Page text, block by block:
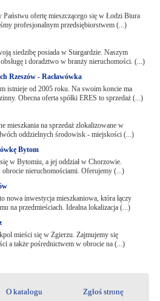
Państwu ofertę mieszczącego się w Łodzi Biura
profesjonalnym przedsiębiorstwem (...)
siedzibę posiada w Stargardzie. Naszym
i doradztwo w branży nieruchomości. (...)
Rzeszów - Racławówka
istnieje od 2005 roku. Na swoim koncie ma
Obecna oferta spółki ERES to sprzedaż (...)
mieszkania na sprzedaż zlokalizowane w
oddzielnych środowisk - miejskości (...)
Bytom
w Bytomiu, a jej oddział w Chorzowie.
nieruchomościami. Oferujemy (...)
nowa inwestycja mieszkaniowa, która łączy
na przedmieściach. Idealna lokalizacja (...)
mieści się w Zgierzu. Zajmujemy się
a także pośrednictwem w obrocie na (...)
O katalogu Zgłoś stronę